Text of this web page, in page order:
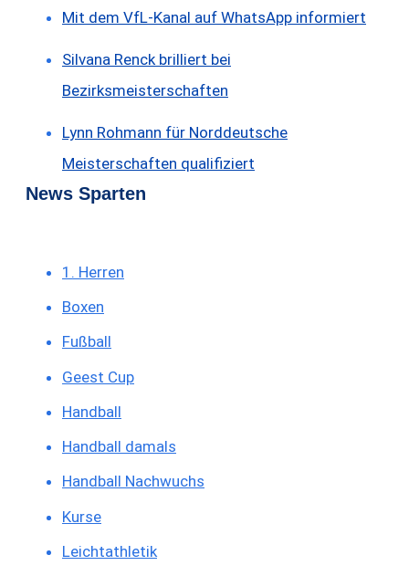
Mit dem VfL-Kanal auf WhatsApp informiert
Silvana Renck brilliert bei
Bezirksmeisterschaften
Lynn Rohmann für Norddeutsche
Meisterschaften qualifiziert
News Sparten
1. Herren
Boxen
Fußball
Geest Cup
Handball
Handball damals
Handball Nachwuchs
Kurse
Leichtathletik